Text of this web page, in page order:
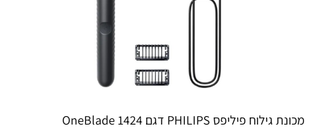
מכונת גילוח פיליפס PHILIPS דגם OneBlade 1424